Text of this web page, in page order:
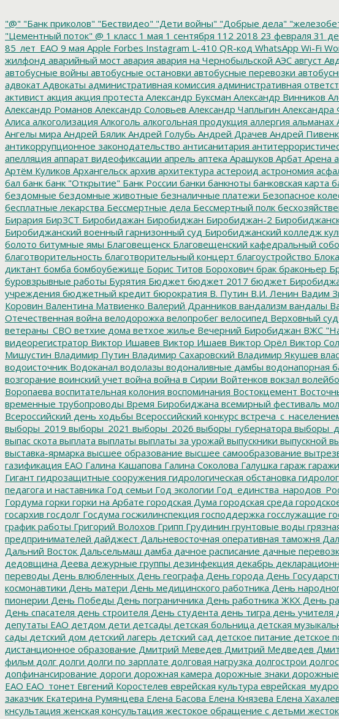
"@" "Банк приколов" "Бествидео" "Дети войны" "Добрые дела"
"Цементный поток" @ 1 класс 1 мая 1 сентября 112 2018 23 февраля 31
85_лет_ЕАО 9 мая Apple Forbes Instagram L-410 QR-код WhatsApp Wi-Fi
жилфонд аварийный мост авария авария на Чернобыльской АЭС август
автобусные войны автобусные остановки автобусные перевозки
адвокат Адвокаты административная комиссия административная
активист акция акция протеста Александр Буксман Александр Винников
Александр Романов Александр Соловьев Александр Чаплыгин Александра
Алиса алкоголизация Алкоголь алкогольная продукция аллергия альманах
Ангелы мира Андрей Бялик Андрей Голубь Андрей Драчев Андрей
антикоррупционное законодательство антисанитария
апелляция аппарат видеофиксации апрель аптека Арашуков Арбат Арена
Артём Куликов Архангельск архив архитектура астероид астрономия
бал банк банк "Открытие" Банк России банки банкноты банковская карта
бездомные бездомные животные безналичные платежи Безопасное
бесплатные лекарства Бессмертные дела Бессмертный полк
Бирария БирЗСТ Биробидажан Биробиджан Биробиджан-2
Биробиджанский военный гарнизонный суд Биробиджанский колледж
болото битумные ямы Благовещенск Благовещенский кафедральный
благотворительность благотворительный концерт благоустройство
диктант бомба бомбоубежище Борис Титов Борохович брак браконьер
буровзрывные работы Бурятия Бюджет бюджет 2017 бюджет
учреждения бюджетный кредит бюрократия В. Путин В.И. Ленин Вадим
Коровин Валентина Матвиенко Валерий Дранников вандализм вандалы
Отечественная война велодорожка велопробег велосипед Верховный суд
ветераны_СВО ветхие дома ветхое жилье Вечерний Биробиджан ВЖС
видеорегистратор Виктор Ишавев Виктор Ишаев Виктор Орёл Виктор
Мишустин Владимир Путин Владимир Сахаровский Владимир Якушев
водоисточник Водоканал водолазы водоналивные дамбы водонапорная
возгорание воинский учет война война в Сирии Войтенков вокзал
Воропаева воспитательная колония воспоминания Востокцемент
временные трубопроводы Время Биробиджана всемирный фестиваль
Всероссийский день ходьбы Всероссийский конкурс
выборы_2019 выборы_2021 выборы_2026 выборы_губернатора
выпас скота выплата выплаты выплаты за урожай выпускники выпускной
выставка-ярмарка высшее образование высшее самообразование
газификация ЕАО Галина Кашапова Галина Соколова Галушка гараж гаражи
Гигант гидрозащитные сооружения гидрологическая обстановка
педагога и наставника Год семьи Год экологии
Гордума горки горки на Арбате городская Дума городская среда
госархив госдолг Госдума госжилинспекция господдержка госслужащие
график работы Григорий Волохов Грипп Грудинин грунтовые воды
предпринимателей дайджест Дальневосточная оперативная таможня
Дальний Восток Дальсельмаш дамба дачное расписание дачные
дедовщина Деева дежурные группы дезинфекция декабрь
переводы День влюбленных День географа День города День
космонавтики День матери День медицинского работника День
пионерии День Победы День пограничника День работника ЖКХ День
День спасателя день строителя День студента день тигра день учителя
депутаты ЕАО детдом дети детсады детская больница детская
сады детский дом детский лагерь детский сад детское питание детское
дистанционное образование Дмитрий Меведев Дмитрий Медведев
фильм долг долги долги по зарплате долговая нагрузка долгострои
допфинансирование дороги дорожная камера дорожные знаки
ЕАО ЕАО_тонет Евгений Коростелев еврейская культура
заказчик Екатерина Румянцева Елена Басова Елена Князева Елена
кнсультация женская консультация жестокое обращение с детьми